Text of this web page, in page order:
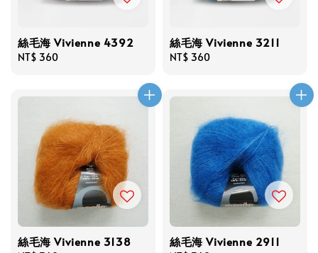
絲毛海 Vivienne 4392
Regular
NT$ 360
絲毛海 Vivienne 3211
Regular
NT$ 360
絲毛海 Vivienne 3138 絲毛海 Vivienne 2911